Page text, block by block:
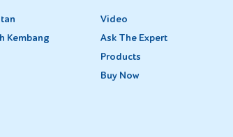
Kembang
Video
Ask The Expert
Products
Buy Now